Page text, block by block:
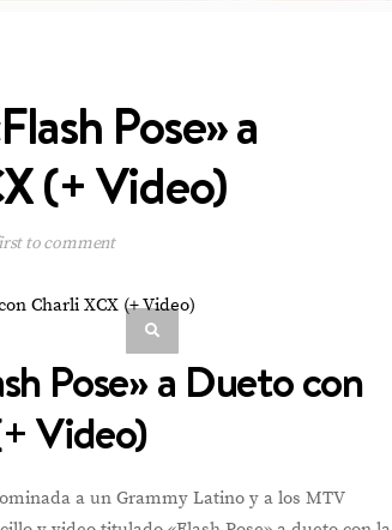
Pose» a
(+ Video)
to comment
Pose» a Dueto con
Video)
a un Grammy Latino y a los MTV
In ESPECTACULOS
fuerte en el Reina
Hispanoamericana